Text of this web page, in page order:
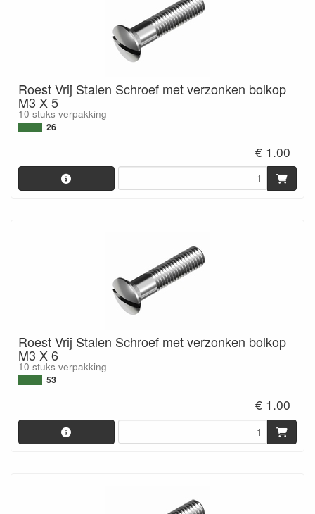
Roest Vrij Stalen Schroef met verzonken bolkop
M3 X 5
10 stuks verpakking
26
€ 1.00
Roest Vrij Stalen Schroef met verzonken bolkop
M3 X 6
10 stuks verpakking
53
€ 1.00